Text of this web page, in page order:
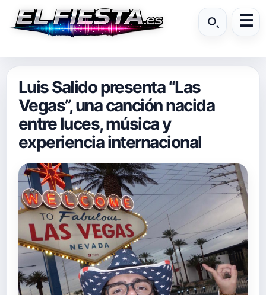
Luis Salido presenta “Las
Vegas”, una canción nacida
entre luces, música y
experiencia internacional